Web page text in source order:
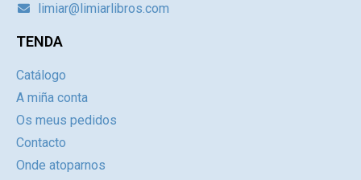
limiar@limiarlibros.com
TENDA
Catálogo
A miña conta
Os meus pedidos
Contacto
Onde atoparnos